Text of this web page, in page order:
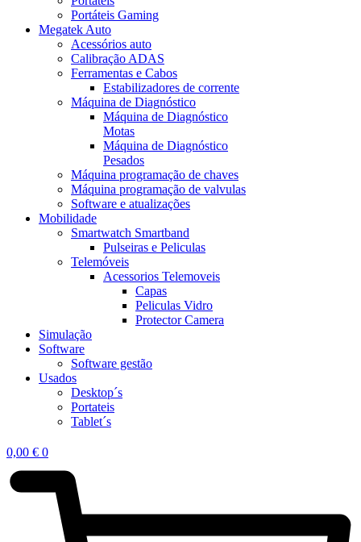
Portáteis Gaming
Megatek Auto
Acessórios auto
Calibração ADAS
Ferramentas e Cabos
Estabilizadores de corrente
Máquina de Diagnóstico
Máquina de Diagnóstico
Motas
Máquina de Diagnóstico
Pesados
Máquina programação de chaves
Máquina programação de valvulas
Software e atualizações
Mobilidade
Smartwatch Smartband
Pulseiras e Peliculas
Telemóveis
Acessorios Telemoveis
Capas
Peliculas Vidro
Protector Camera
Simulação
Software
Software gestão
Usados
Desktop´s
Portateis
Tablet´s
0,00 € 0